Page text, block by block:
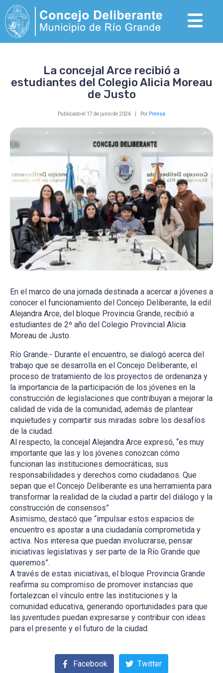
La concejal Arce recibió a
estudiantes del Colegio Alicia Moreau
de Justo
Publicado el 17 de junio de 2026 Por Prensa
En el marco de una jornada destinada a acercar a jóvenes a
conocer el funcionamiento del Concejo Deliberante, la edil
Alejandra Arce, del bloque Provincia Grande, recibió a
estudiantes de 2º año del Colegio Provincial Alicia
Moreau de Justo.
Río Grande.- Durante el encuentro, se dialogó acerca del
trabajo que se desarrolla en el Concejo Deliberante, el
proceso de tratamiento de los proyectos de ordenanza y
la importancia de la participación de los jóvenes en la
construcción de legislaciones que contribuyan a mejorar la
calidad de vida de la comunidad, además de plantear
inquietudes y compartir sus miradas sobre los desafíos
de la ciudad.
Al respecto, la concejal Alejandra Arce expresó, “es muy
importante que las y los jóvenes conozcan cómo
funcionan las instituciones democráticas, sus
responsabilidades y derechos como ciudadanos. Que
sepan que el Concejo Deliberante es una herramienta para
transformar la realidad de la ciudad a partir del diálogo y la
construcción de consensos”
Asimismo, destacó que “impulsar estos espacios de
encuentro es apostar a una ciudadanía comprometida y
activa. Nos interesa que puedan involucrarse, pensar
iniciativas legislativas y ser parte de la Río Grande que
queremos”.
A través de estas iniciativas, el bloque Provincia Grande
reafirma su compromiso de promover instancias que
fortalezcan el vínculo entre las instituciones y la
comunidad educativa, generando oportunidades para que
las juventudes puedan expresarse y contribuir con ideas
para el presente y el futuro de la ciudad.
Facebook Twitter